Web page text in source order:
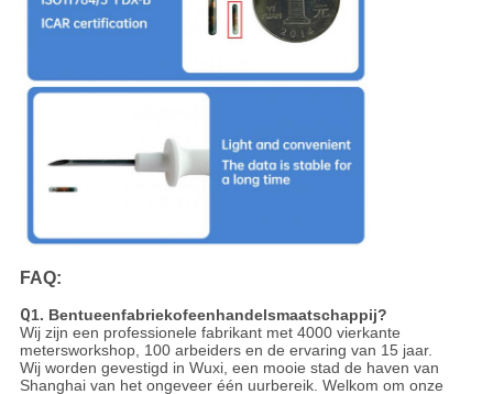
FAQ:
Q1. Bentueenfabriekofeenhandelsmaatschappij?
Wij zijn een professionele fabrikant met 4000 vierkante
metersworkshop, 100 arbeiders en de ervaring van 15 jaar.
Wij worden gevestigd in Wuxi, een mooie stad de haven van
Shanghai van het ongeveer één uurbereik. Welkom om onze